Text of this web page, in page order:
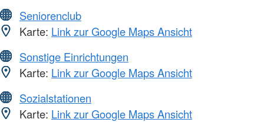
Seniorenclub
Karte: Link zur Google Maps Ansicht
Sonstige Einrichtungen
Karte: Link zur Google Maps Ansicht
Sozialstationen
Karte: Link zur Google Maps Ansicht